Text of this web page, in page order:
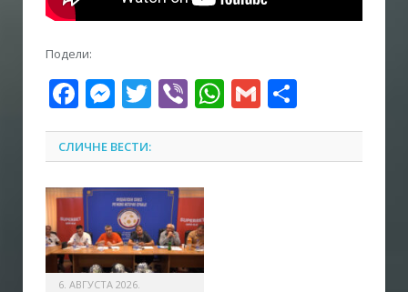
Подели:
Facebook
Messenger
Twitter
ViberWhatsApp
Gmail
СЛИЧНЕ ВЕСТИ:
6. АВГУСТА 2026.